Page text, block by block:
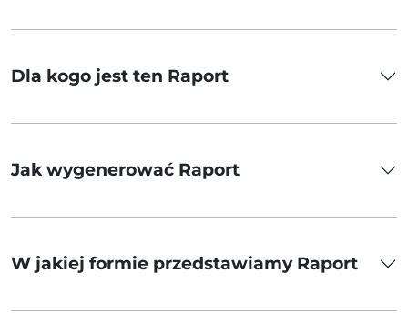
Dla kogo jest ten Raport
Jak wygenerować Raport
W jakiej formie przedstawiamy Raport